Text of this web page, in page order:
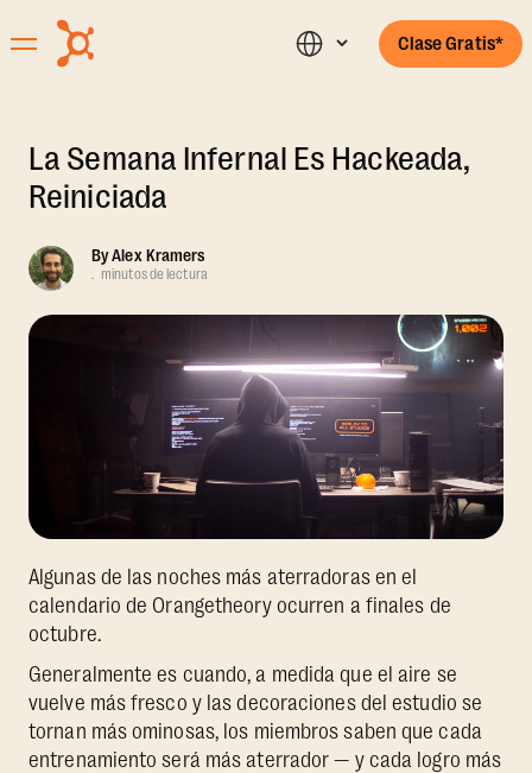
Clase Gratis*
La Semana Infernal Es Hackeada,
Reiniciada
ByAlex Kramers
. minutos de lectura
Algunas de las noches más aterradoras en el
calendario de Orangetheory ocurren a finales de
octubre.
Generalmente es cuando, a medida que el aire se
vuelve más fresco y las decoraciones del estudio se
tornan más ominosas, los miembros saben que cada
entrenamiento será más aterrador — y cada logro más